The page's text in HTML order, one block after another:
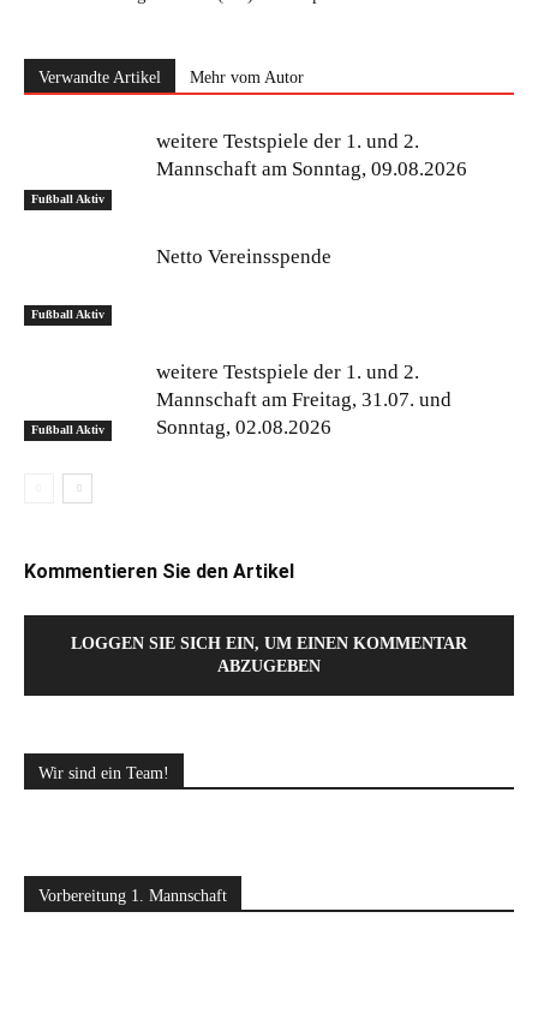
Verwandte Artikel Mehr vom Autor
Fußball Aktiv
weitere Testspiele der 1. und 2.
Mannschaft am Sonntag, 09.08.2026
Fußball Aktiv
Netto Vereinsspende
Fußball Aktiv
weitere Testspiele der 1. und 2.
Mannschaft am Freitag, 31.07. und
Sonntag, 02.08.2026
Kommentieren Sie den Artikel
LOGGEN SIE SICH EIN, UM EINEN KOMMENTAR
ABZUGEBEN
Wir sind ein Team!
Vorbereitung 1. Mannschaft